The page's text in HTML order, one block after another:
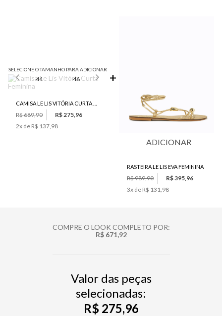
SELECIONE O TAMANHO PARA ADICIONAR
44 46
R$ 689,90
R$ 275,96
2x de R$ 137,98
ADICIONAR
RASTEIRA LE LIS EVA FEMININA
R$ 989,90
R$ 395,96
3x de R$ 131,98
COMPRE O LOOK COMPLETO POR:
R$ 671,92
Valor das peças
selecionadas:
R$ 275,96